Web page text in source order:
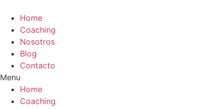
contenido
Home
Coaching
Nosotros
Blog
Contacto
Menu
Home
Coaching